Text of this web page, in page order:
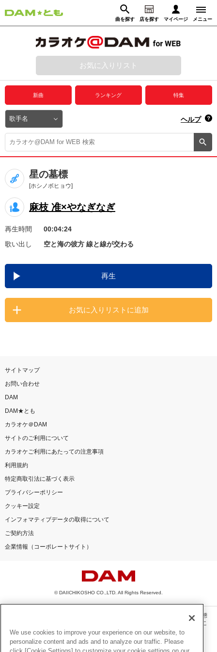
曲を探す 店を探す マイページ メニュー
動画からさがす 録音からさがす
ログイン
プレミアムサービス
DAM★とも動画
DAM★とも録音
カラオケ＠DAM
ユーザー検索
キャンペーン
お知らせ よくあるご質問
DAMの新曲・ランキングなど
カラオケ最新情報をチェック！
お気に入りリスト
新曲 ランキング 特集
ヘルプ
星の墓標
[ホシノボヒョウ]
麻枝 准×やなぎなぎ
再生時間
00:04:24
歌い出し
空と海の彼方 線と線が交わる
再生
お気に入りリストに追加
サイトマップ
お問い合わせ
DAM
DAM★とも
カラオケ＠DAM
サイトのご利用について
カラオケご利用にあたっての注意事項
利用規約
特定商取引法に基づく表示
プライバシーポリシー
クッキー設定
インフォマティブデータの取得について
ご契約方法
企業情報（コーポレートサイト）
© DAIICHIKOSHO CO.,LTD. All Rights Reserved.
このサイトに掲載されている一切の文章・画像・写真・動画・音声等を、手段や形態
を問わず、著作権法の定める範囲を超えて無断で複製、転載、ファイル化などするこ
とを禁じます。
楽曲及びコンテンツは、機種によりご利用いただけない場合があります。
We use cookies to improve your experience on our website, to
personalize content and ads and to analyze our traffic. Please